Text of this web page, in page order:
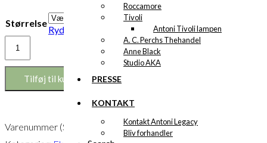
Roccamore
Tivoli
Antoni Tivoli lampen
A. C. Perchs Thehandel
Anne Black
Studio AKA
PRESSE
KONTAKT
Kontakt Antoni Legacy
Bliv forhandler
Størrelse
Ryd
print:
Dyrehavsbakken
VersionTilføj til kurv
Varenummer (SKU):
POD-847